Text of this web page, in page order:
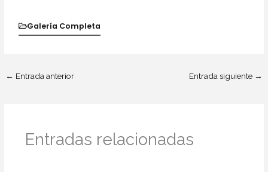
Galería Completa
← Entrada anterior Entrada siguiente →
Entradas relacionadas